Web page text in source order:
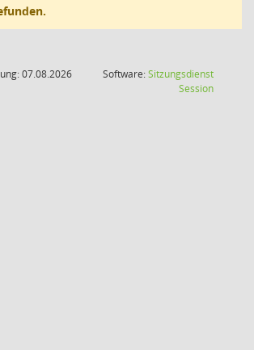
07.08.2026
Software:Sitzungsdienst
Session(Wird in